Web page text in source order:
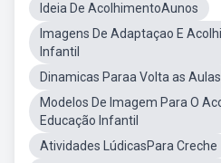
Ideia De AcolhimentoAunos
Imagens De Adaptaçao E
Infantil
Dinamicas Paraa Volta as Aulas
Modelos De Imagem Para O
Educação Infantil
Atividades LúdicasPara Creche